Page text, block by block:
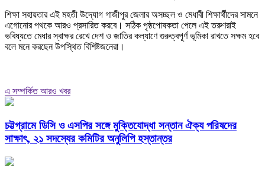
শিক্ষা সহায়তার এই মহতী উদ্যোগ গাজীপুর জেলার অসচ্ছল ও মেধাবী শিক্ষার্থীদের সামনে
এগোনোর পথকে আরও প্রসারিত করবে। সঠিক পৃষ্ঠপোষকতা পেলে এই তরুণরাই
ভবিষ্যতে মেধার স্বাক্ষর রেখে দেশ ও জাতির কল্যাণে গুরুত্বপূর্ণ ভূমিকা রাখতে সক্ষম হবে
বলে মনে করছেন উপস্থিত বিশিষ্টজনেরা।
এ সম্পর্কিত আরও খবর
চট্টগ্রামে ডিসি ও এসপির সঙ্গে মুক্তিযোদ্ধা সন্তান ঐক্য পরিষদের
সাক্ষাৎ, ২১ সদস্যের কমিটির অনুলিপি হস্তান্তর